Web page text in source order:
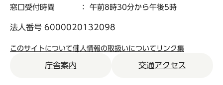
窓口受付時間 ： 午前8時30分から午後5時
法人番号 6000020132098
このサイトについて個人情報の取扱いについて リンク集
庁舎案内 交通アクセス